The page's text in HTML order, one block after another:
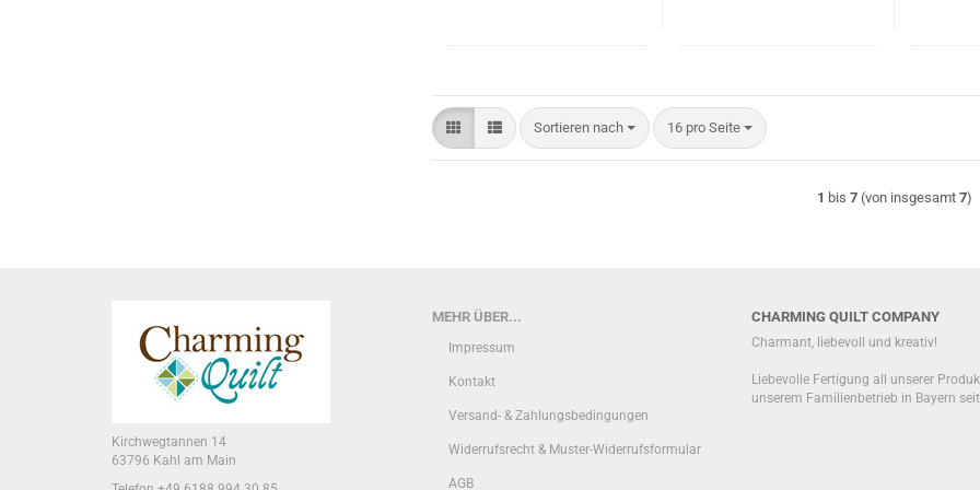
Sortieren nach
Sortieren nach 16 pro Seite
pro Seite
1 bis7 (von insgesamt7)
MEHR ÜBER...
Impressum
Kontakt
Versand- & Zahlungsbedingungen
Widerrufsrecht & Muster-Widerrufsformular
AGB
CHARMING QUILT COMPANY
Charmant, liebevoll und kreativ!
Liebevolle Fertigung all unserer
unserem Familienbetrieb in Bayern
Kirchwegtannen 14
63796 Kahl am Main